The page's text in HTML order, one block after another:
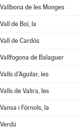
Vallbona de les Monges
Vall de Boí, la
Vall de Cardós
Vallfogona de Balaguer
Valls d'Aguilar, les
Valls de Valira, les
Vansa i Fórnols, la
Verdú